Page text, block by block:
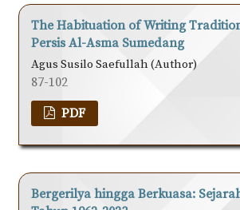
The Habituation of Writing
Persis Al-Asma Sumedang
Agus Susilo Saefullah (Author)
87-102
PDF
Bergerilya hingga Berkuasa: